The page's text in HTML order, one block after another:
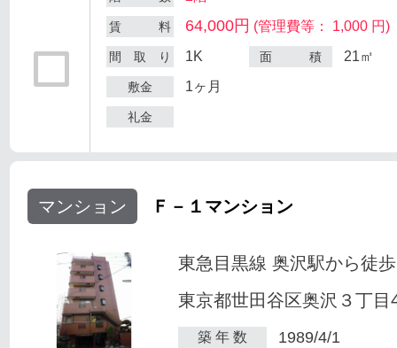
賃 料 64,000円 (管理費等： 1,000 円)
間 取 り 1K 面 積 21㎡
敷金 1ヶ月
礼金
マンション Ｆ－１マンション
東急目黒線 奥沢駅から徒
東京都世田谷区奥沢３丁目
築 年 数 1989/4/1